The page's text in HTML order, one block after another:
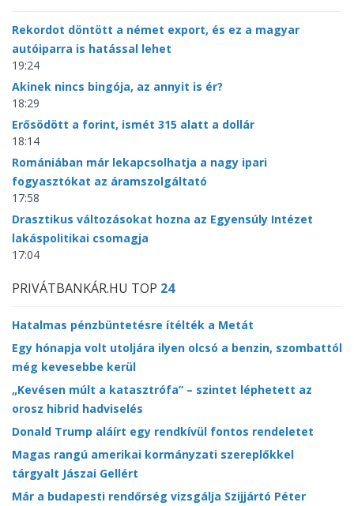
Rekordot döntött a német export, és ez a magyar
autóiparra is hatással lehet
19:24
Akinek nincs bingója, az annyit is ér?
18:29
Erősödött a forint, ismét 315 alatt a dollár
18:14
Romániában már lekapcsolhatja a nagy ipari
fogyasztókat az áramszolgáltató
17:58
Drasztikus változásokat hozna az Egyensúly Intézet
lakáspolitikai csomagja
17:04
PRIVÁTBANKÁR.HU TOP 24
Hatalmas pénzbüntetésre ítélték a Metát
Egy hónapja volt utoljára ilyen olcsó a benzin, szombattól
még kevesebbe kerül
„Kevésen múlt a katasztrófa” – szintet léphetett az
orosz hibrid hadviselés
Donald Trump aláírt egy rendkívül fontos rendeletet
Magas rangú amerikai kormányzati szereplőkkel
tárgyalt Jászai Gellért
Már a budapesti rendőrség vizsgálja Szijjártó Péter